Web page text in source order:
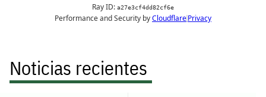
Noticias recientes